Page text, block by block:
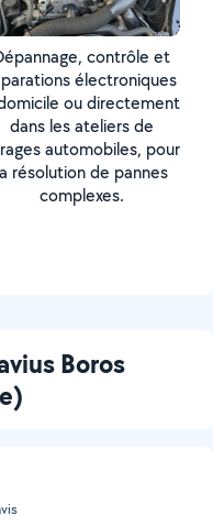
contrôle et
électroniques
ou directement
dans les ateliers de
automobiles, pour
résolution de pannes
complexes.
Boros